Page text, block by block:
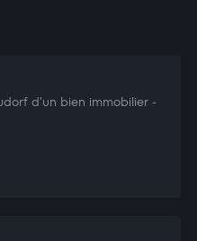
d'un bien immobilier -